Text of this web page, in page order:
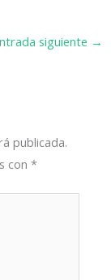
siguiente →
publicada.
con*